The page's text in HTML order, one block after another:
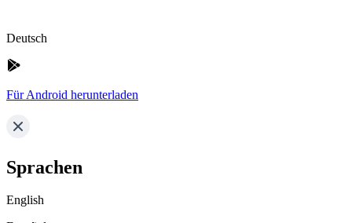
Deutsch
Für Android herunterladen
Sprachen
English